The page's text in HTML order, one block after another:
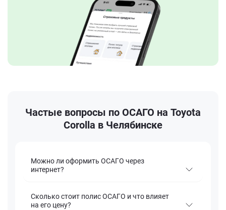
Частые вопросы по ОСАГО на Toyota
Corolla в Челябинске
Можно ли оформить ОСАГО через
интернет?
Сколько стоит полис ОСАГО и что влияет
на его цену?